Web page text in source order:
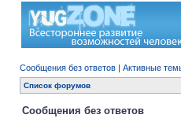
Сообщения без ответов | Активные
Список форумов
Сообщения без ответов